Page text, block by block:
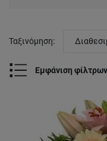
Εμφάνιση φίλτρων
Ταξινόμηση: